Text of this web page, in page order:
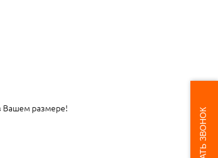
Вашем размере!